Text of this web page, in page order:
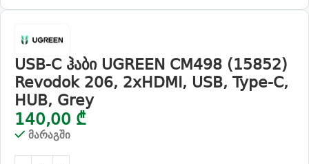
USB-C ჰაბი UGREEN CM498 (15852)
Revodok 206, 2xHDMI, USB, Type-C,
HUB, Grey
140,00 ₾
მარაგში